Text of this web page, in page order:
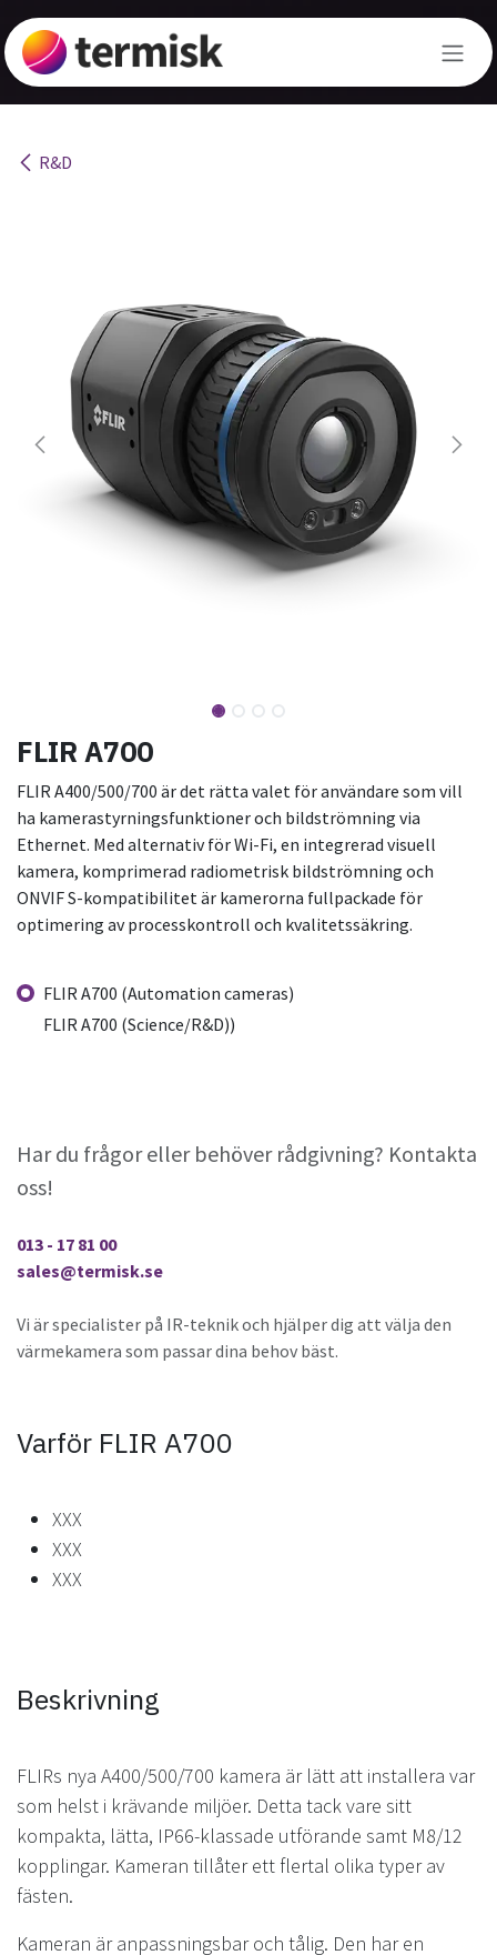
Hoppa till innehåll
R&D
FLIR A700
FLIR A400/500/700 är det rätta valet för användare som vill
ha kamerastyrningsfunktioner och bildströmning via
Ethernet. Med alternativ för Wi-Fi, en integrerad visuell
kamera, komprimerad radiometrisk bildströmning och
ONVIF S-kompatibilitet är kamerorna fullpackade för
optimering av processkontroll och kvalitetssäkring.
FLIR A700 (Automation cameras)
FLIR A700 (Science/R&D))
Har du frågor eller behöver rådgivning? Kontakta
oss!
013 - 17 81 00
sales@termisk.se
Vi är specialister på IR-teknik och hjälper dig att välja den
värmekamera som passar dina behov bäst.
Varför FLIR A700
XXX
XXX
XXX
Beskrivning
FLIRs nya A400/500/700 kamera är lätt att installera var
som helst i krävande miljöer. Detta tack vare sitt
kompakta, lätta, IP66-klassade utförande samt M8/12
kopplingar. Kameran tillåter ett flertal olika typer av
fästen.
Kameran är anpassningsbar och tålig. Den har en